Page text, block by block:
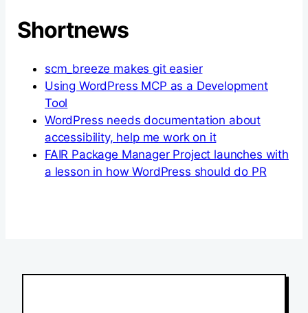
Shortnews
scm_breeze makes git easier
Using WordPress MCP as a Development
Tool
WordPress needs documentation about
accessibility, help me work on it
FAIR Package Manager Project launches with
a lesson in how WordPress should do PR